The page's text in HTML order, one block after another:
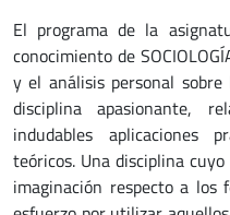
El programa de la
conocimiento de
y el análisis personal
disciplina apasionante,
indudables aplicaciones
teóricos. Una disciplina
imaginación respecto a los